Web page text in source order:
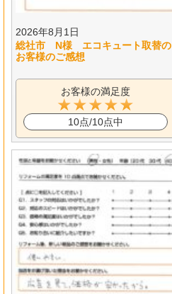
2026年8月1日
総社市 N様 エコキュート取替の
お客様のご感想
お客様の満足度
10点/10点中